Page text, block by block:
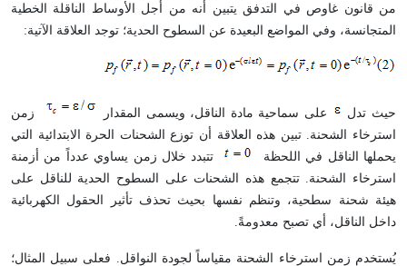
من قانون غاوص في التدفق يتبين أنه من أجل الأوساط الناقلة الخطية
المتجانسة، وفي المواضع البعيدة عن السطوح الحدية؛ توجد العلاقة الآتية:
حيث تدل على سماحية مادة الناقل، ويسمى المقدار
زمن
استرخاء الشحنة. تبين هذه العلاقة أن توزع الشحنات الحرة الابتدائية التي
يحملها الناقل في اللحظة
تتبدد خلال زمن يساوي عدداً من أزمنة
استرخاء الشحنة. تتجمع هذه الشحنات على السطوح الحدية للناقل على
هيئة شحنة سطحية، وتنظم نفسها بحيث تحذف تأثير الحقول الكهربائية
داخل الناقل، أي تصبح معدومةً.
يُستخدم زمن استرخاء الشحنة مقياساً لجودة النواقل. فعلى سبيل المثال؛